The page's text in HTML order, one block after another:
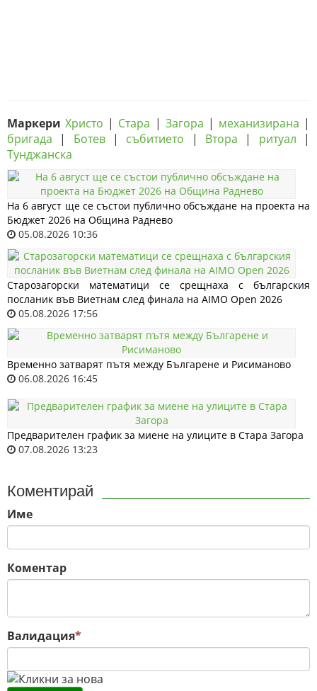
Маркери Христо | Стара | Загора | механизирана |
бригада | Ботев| събитието | Втора | ритуал |
Тунджанска
На 6 август ще се състои публично обсъждане на проекта на
Бюджет 2026 на Община Раднево
05.08.2026 10:36
Старозагорски математици се срещнаха с българския
посланик във Виетнам след финала на AIMO Open 2026
05.08.2026 17:56
Временно затварят пътя между Българене и Рисиманово
06.08.2026 16:45
Предварителен график за миене на улиците в Стара Загора
07.08.2026 13:23
Коментирай
Име
Коментар
Валидация*